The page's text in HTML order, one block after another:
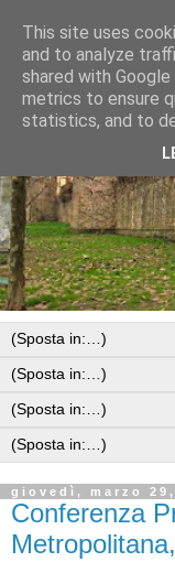
giovedì, marzo 29,
Conferenza
This site uses
and to analyze
shared with
metrics to ensure
statistics, and to